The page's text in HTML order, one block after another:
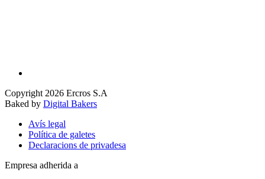
Copyright 2026 Ercros S.A
Baked by Digital Bakers
Avís legal
Política de galetes
Declaracions de privadesa
Empresa adherida a